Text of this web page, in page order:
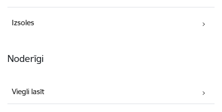
Izsoles
Noderīgi
Viegli lasīt